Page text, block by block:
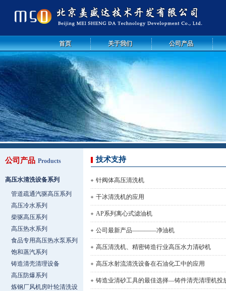
首页 关于我们 公司产品
公司产品 Products
高压水清洗设备系列
管道疏通汽驱高压系列
高压冷水系列
柴驱高压系列
高压热水系列
食品专用高压热水泵系列
饱和蒸汽系列
铸造清壳清理设备
高压防爆系列
炼钢厂风机房叶轮清洗设
技术支持
针阀体高压清洗机
干冰清洗机的应用
AP系列离心式滤油机
公司最新产品————净油机
高压清洗机、精密铸造行业高压水力清砂机
高压水射流清洗设备在石油化工中的应用
铸造业清砂工具的最佳选择—铸件清壳清理机投